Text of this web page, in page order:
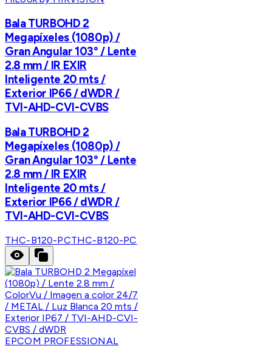
Bala TURBOHD 2
Megapíxeles (1080p) /
Gran Angular 103° / Lente
2.8 mm / IR EXIR
Inteligente 20 mts /
Exterior IP66 / dWDR /
TVI-AHD-CVI-CVBS
Bala TURBOHD 2
Megapíxeles (1080p) /
Gran Angular 103° / Lente
2.8 mm / IR EXIR
Inteligente 20 mts /
Exterior IP66 / dWDR /
TVI-AHD-CVI-CVBS
THC-B120-PCTHC-B120-PC
EPCOM PROFESSIONAL